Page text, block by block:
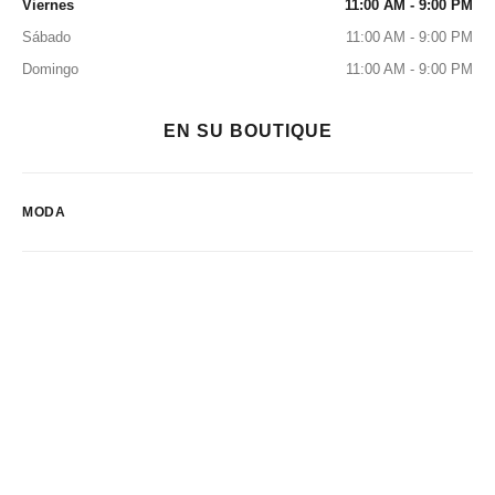
Viernes
11:00 AM - 9:00 PM
Sábado
11:00 AM - 9:00 PM
Domingo
11:00 AM - 9:00 PM
EN SU BOUTIQUE
MODA